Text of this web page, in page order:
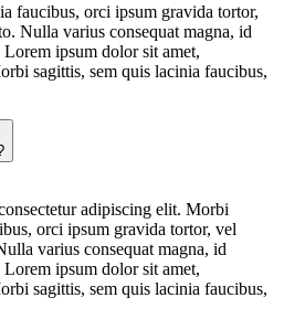
faucibus, orci ipsum gravida tortor,
Nulla varius consequat magna, id
ipsum dolor sit amet,
sagittis, sem quis lacinia faucibus,
adipiscing elit. Morbi
orci ipsum gravida tortor, vel
varius consequat magna, id
ipsum dolor sit amet,
sagittis, sem quis lacinia faucibus,